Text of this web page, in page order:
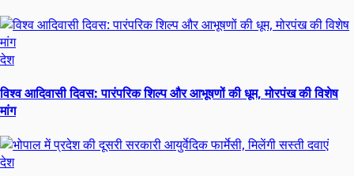
देश
विश्व आदिवासी दिवस: पारंपरिक शिल्प और आभूषणों की धूम, मोरपंख की विशेष
मांग
देश